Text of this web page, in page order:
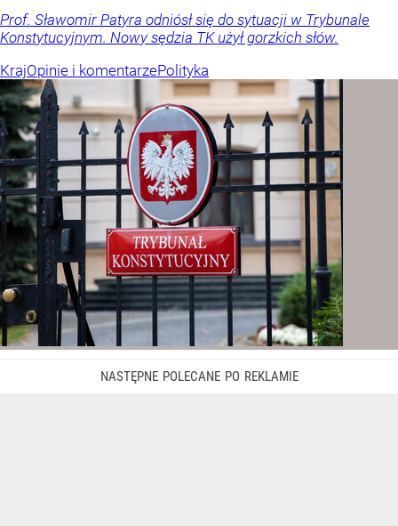
Prof. Sławomir Patyra odniósł się do sytuacji w Trybunale
Konstytucyjnym. Nowy sędzia TK użył gorzkich słów.
KrajOpinie i komentarzePolityka